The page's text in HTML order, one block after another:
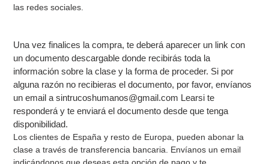
las redes sociales.
Una vez finalices la compra, te deberá aparecer un link con
un documento descargable donde recibirás toda la
información sobre la clase y la forma de proceder. Si por
alguna razón no recibieras el documento, por favor, envíanos
un email a sintrucoshumanos@gmail.com Learsi te
responderá y te enviará el documento desde que tenga
disponibilidad.
Los clientes de España y resto de Europa, pueden abonar la
clase a través de transferencia bancaria. Envíanos un email